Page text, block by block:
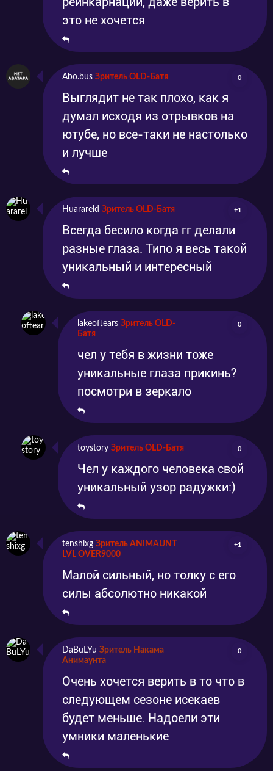
это не хочется
Abo.bus Зритель OLD-Батя 0
Выглядит не так плохо, как я
думал исходя из отрывков на
ютубе, но все-таки не настолько
и лучше
Huarareld Зритель OLD-Батя +1
Всегда бесило когда гг делали
разные глаза. Типо я весь такой
уникальный и интересный
lakeoftears Зритель OLD-
Батя
0
чел у тебя в жизни тоже
уникальные глаза прикинь?
посмотри в зеркало
toystory Зритель OLD-Батя 0
Чел у каждого человека свой
уникальный узор радужки:)
tenshixg Зритель ANIMAUNT
LVL OVER9000
+1
Малой сильный, но толку с его
силы абсолютно никакой
DaBuLYu Зритель Накама
Анимаунта
0
Очень хочется верить в то что в
следующем сезоне исекаев
будет меньше. Надоели эти
умники маленькие